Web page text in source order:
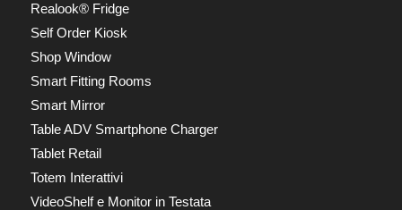
Realook® Fridge
Self Order Kiosk
Shop Window
Smart Fitting Rooms
Smart Mirror
Table ADV Smartphone Charger
Tablet Retail
Totem Interattivi
VideoShelf e Monitor in Testata